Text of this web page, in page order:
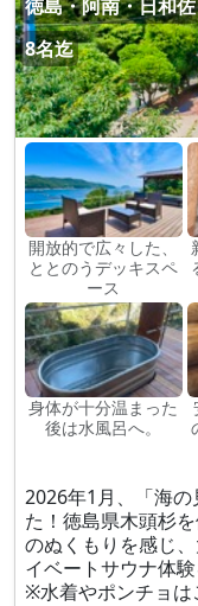
徳島・阿南・日和佐
8名迄
開放的で広々した、
ととのうデッキスペ
ース
身体が十分温まった
後は水風呂へ。
2026年1月、「海
た！徳島県木頭杉
のぬくもりを感じ
イベートサウナ体
※水着やポンチョは